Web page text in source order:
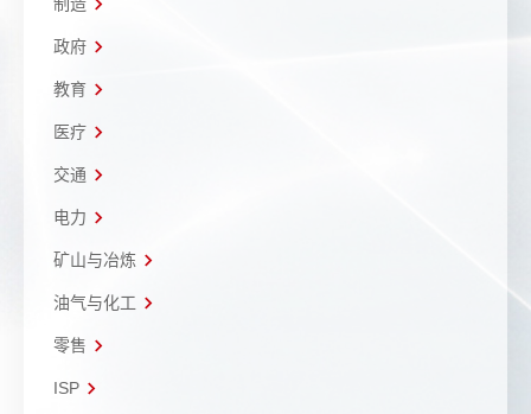
政府
教育
医疗
交通
电力
矿山与冶炼
油气与化工
零售
ISP